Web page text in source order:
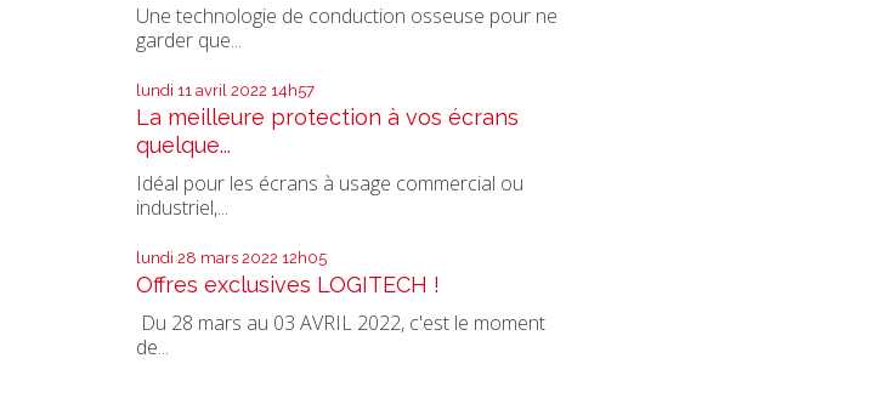
Une technologie de conduction osseuse pour ne
garder que...
lundi 11 avril 2022 14h57
La meilleure protection à vos écrans
quelque...
Idéal pour les écrans à usage commercial ou
industriel,...
lundi 28 mars 2022 12h05
Offres exclusives LOGITECH !
Du 28 mars au 03 AVRIL 2022, c'est le moment
de...